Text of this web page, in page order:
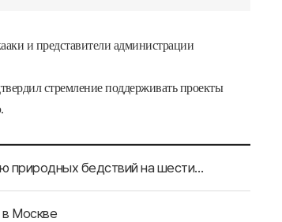
и представители администрации
стремление поддерживать проекты
.
Префектура Хёго предоставляет информацию по предотвращению природных бедствий на шести языках
в Москве